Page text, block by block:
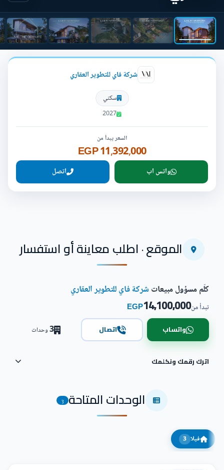
شركة فاي للتطوير العقاري
سكني
2027
السعر يبدأ من
11,392,000 EGP
واتس اب اتصل
الموقع · اطلب معاينة أو استفسار
كلّم مسؤول مبيعات شركة فاي للتطوير العقاري
تبدأ من14,100,000
EGP
واتساب اتصال 3وحدات
اترك رقمك ونكلمك
الوحدات المتاحة 3
فيلا 3